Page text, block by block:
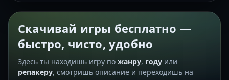
Скачивай игры бесплатно —
быстро, чисто, удобно
Здесь ты находишь игру по жанру, году или
репакеру, смотришь описание и переходишь на